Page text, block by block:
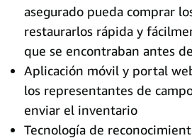
asegurado pueda comprar
restaurarlos rápida y
que se encontraban antes
Aplicación móvil y portal
los representantes de
enviar el inventario
Tecnología de